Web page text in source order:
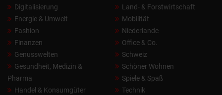
Digitalisierung
Energie & Umwelt
Fashion
Finanzen
Genusswelten
Gesundheit, Medizin &
Pharma
Handel & Konsumgüter
Land- & Forstwirtschaft
Mobilität
Niederlande
Office & Co.
Schweiz
Schöner Wohnen
Spiele & Spaß
Technik